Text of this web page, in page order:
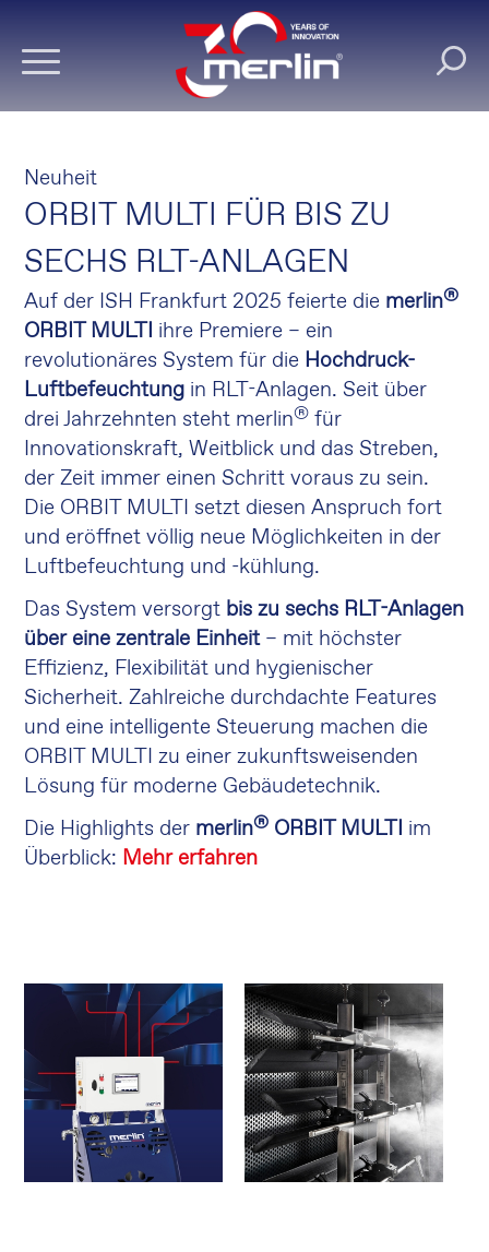
Neuheit
ORBIT MULTI FÜR BIS ZU
SECHS RLT-ANLAGEN
Auf der ISH Frankfurt 2025 feierte die merlin®
ORBIT MULTI ihre Premiere – ein
revolutionäres System für die Hochdruck-
Luftbefeuchtung in RLT-Anlagen. Seit über
drei Jahrzehnten steht merlin® für
Innovationskraft, Weitblick und das Streben,
der Zeit immer einen Schritt voraus zu sein.
Die ORBIT MULTI setzt diesen Anspruch fort
und eröffnet völlig neue Möglichkeiten in der
Luftbefeuchtung und -kühlung.
Das System versorgt bis zu sechs RLT-Anlagen
über eine zentrale Einheit– mit höchster
Effizienz, Flexibilität und hygienischer
Sicherheit. Zahlreiche durchdachte Features
und eine intelligente Steuerung machen die
ORBIT MULTI zu einer zukunftsweisenden
Lösung für moderne Gebäudetechnik.
Die Highlights der merlin® ORBIT MULTI im
Überblick: Mehr erfahren